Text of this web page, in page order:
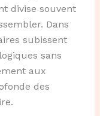
divise souvent
Dans
subissent
sans
aux
des